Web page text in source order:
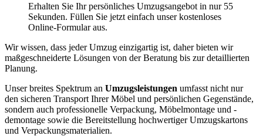
Erhalten Sie Ihr persönliches Umzugsangebot in nur 55
Sekunden. Füllen Sie jetzt einfach unser kostenloses
Online-Formular aus.
Wir wissen, dass jeder Umzug einzigartig ist, daher bieten wir
maßgeschneiderte Lösungen von der Beratung bis zur detaillierten
Planung.
Unser breites Spektrum an Umzugsleistungen umfasst nicht nur
den sicheren Transport Ihrer Möbel und persönlichen Gegenstände,
sondern auch professionelle Verpackung, Möbelmontage und -
demontage sowie die Bereitstellung hochwertiger Umzugskartons
und Verpackungsmaterialien.